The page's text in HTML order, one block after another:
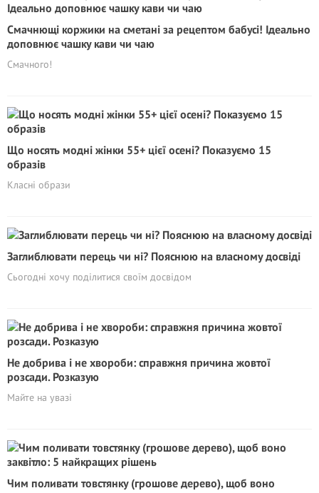
Cмачнющі коржики на сметані за рецептом бабусі! Ідеально
доповнює чашку кави чи чаю
Смачного!
Що носять модні жінки 55+ цієї осені? Показуємо 15
образів
Класні образи
Заглиблювати перець чи ні? Пояснюю на власному досвіді
Сьогодні хочу поділитися своїм досвідом
Не добрива і не хвороби: справжня причина жовтої
розсади. Розказую
Майте на увазі
Чим поливати товстянку (грошове дерево), щоб воно